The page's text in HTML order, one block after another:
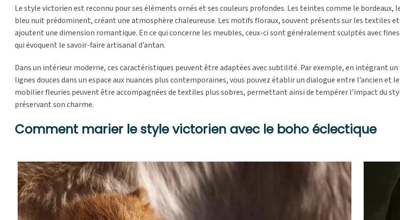
Le style victorien est reconnu pour ses éléments ornés et ses couleurs profondes. Les teintes comme le bordeaux,
bleu nuit prédominent, créant une atmosphère chaleureuse. Les motifs floraux, souvent présents sur les textiles
ajoutent une dimension romantique. En ce qui concerne les meubles, ceux-ci sont généralement sculptés avec
qui évoquent le savoir-faire artisanal d’antan.
Dans un intérieur moderne, ces caractéristiques peuvent être adaptées avec subtilité. Par exemple, en intégrant
lignes douces dans un espace aux nuances plus contemporaines, vous pouvez établir un dialogue entre l’ancien et le
mobilier fleuries peuvent être accompagnées de textiles plus sobres, permettant ainsi de tempérer l’impact du
préservant son charme.
Comment marier le style victorien avec le boho éclectique